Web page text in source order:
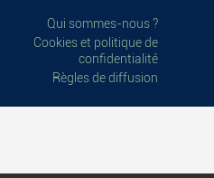
Qui sommes-nous ?
Cookies et politique de
confidentialité
Règles de diffusion